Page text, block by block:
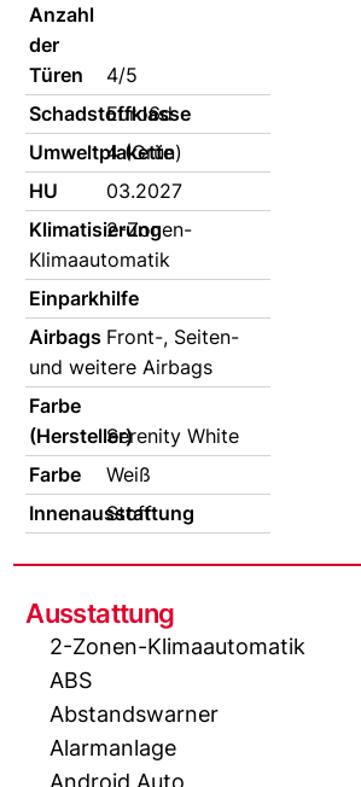
Anzahl
der
Türen
4/5
Schadstoffklasse
Euro6d
Umweltplakette
4 (Grün)
HU
03.2027
Klimatisierung
2-Zonen-
Klimaautomatik
Einparkhilfe
AirbagsFront-, Seiten-
und weitere Airbags
Farbe
(Hersteller)Serenity White
Farbe
Weiß
Innenausstattung
Stoff
Ausstattung
2-Zonen-Klimaautomatik
ABS
Abstandswarner
Alarmanlage
Android Auto